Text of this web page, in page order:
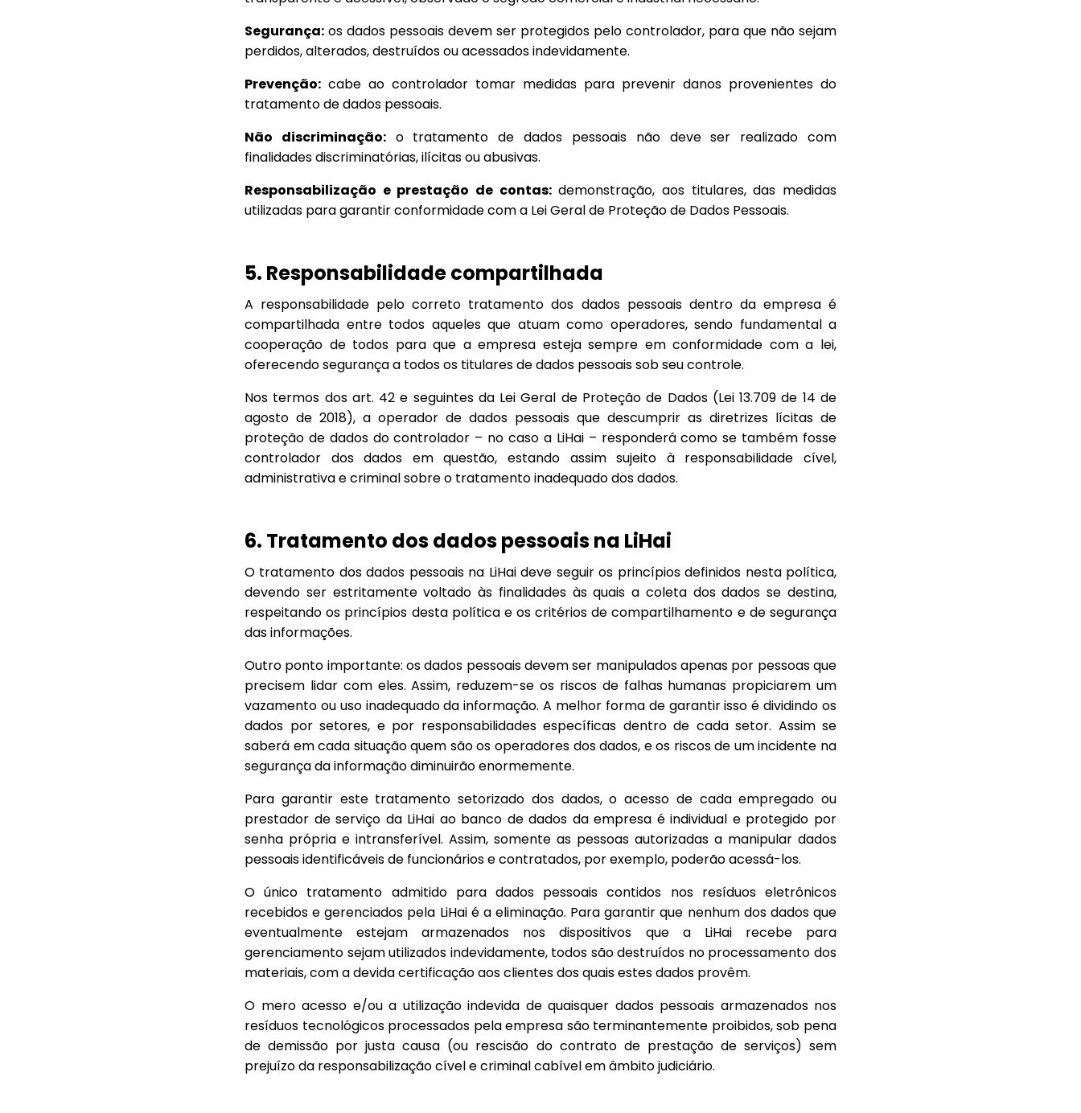
Segurança: os dados pessoais devem ser protegidos pelo controlador, para que não sejam
perdidos, alterados, destruídos ou acessados indevidamente.
Prevenção: cabe ao controlador tomar medidas para prevenir danos provenientes do
tratamento de dados pessoais.
Não discriminação:o tratamento de dados pessoais não deve ser realizado com
finalidades discriminatórias, ilícitas ou abusivas.
Responsabilização e prestação de contas:demonstração, aos titulares, das medidas
utilizadas para garantir conformidade com a Lei Geral de Proteção de Dados Pessoais.
5. Responsabilidade compartilhada
A responsabilidade pelo correto tratamento dos dados pessoais dentro da empresa é
compartilhada entre todos aqueles que atuam como operadores, sendo fundamental a
cooperação de todos para que a empresa esteja sempre em conformidade com a lei,
oferecendo segurança a todos os titulares de dados pessoais sob seu controle.
Nos termos dos art. 42 e seguintes da Lei Geral de Proteção de Dados (Lei 13.709 de 14 de
agosto de 2018), a operador de dados pessoais que descumprir as diretrizes lícitas de
proteção de dados do controlador – no caso a LiHai – responderá como se também fosse
controlador dos dados em questão, estando assim sujeito à responsabilidade cível,
administrativa e criminal sobre o tratamento inadequado dos dados.
6. Tratamento dos dados pessoais na LiHai
O tratamento dos dados pessoais na LiHai deve seguir os princípios definidos nesta política,
devendo ser estritamente voltado às finalidades às quais a coleta dos dados se destina,
respeitando os princípios desta política e os critérios de compartilhamento e de segurança
das informações.
Outro ponto importante: os dados pessoais devem ser manipulados apenas por pessoas que
precisem lidar com eles. Assim, reduzem-se os riscos de falhas humanas propiciarem um
vazamento ou uso inadequado da informação. A melhor forma de garantir isso é dividindo os
dados por setores, e por responsabilidades específicas dentro de cada setor. Assim se
saberá em cada situação quem são os operadores dos dados, e os riscos de um incidente na
segurança da informação diminuirão enormemente.
Para garantir este tratamento setorizado dos dados, o acesso de cada empregado ou
prestador de serviço da LiHai ao banco de dados da empresa é individual e protegido por
senha própria e intransferível. Assim, somente as pessoas autorizadas a manipular dados
pessoais identificáveis de funcionários e contratados, por exemplo, poderão acessá-los.
O único tratamento admitido para dados pessoais contidos nos resíduos eletrônicos
recebidos e gerenciados pela LiHai é a eliminação. Para garantir que nenhum dos dados que
eventualmente estejam armazenados nos dispositivos que a LiHai recebe para
gerenciamento sejam utilizados indevidamente, todos são destruídos no processamento dos
materiais, com a devida certificação aos clientes dos quais estes dados provêm.
O mero acesso e/ou a utilização indevida de quaisquer dados pessoais armazenados nos
resíduos tecnológicos processados pela empresa são terminantemente proibidos, sob pena
de demissão por justa causa (ou rescisão do contrato de prestação de serviços) sem
prejuízo da responsabilização cível e criminal cabível em âmbito judiciário.